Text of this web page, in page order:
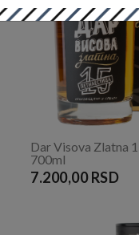
Dar Visova Zlatna
700ml
7.200,00 RSD